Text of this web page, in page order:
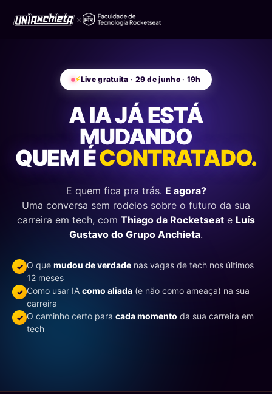
×
⚡Live gratuita · 29 de junho · 19h
A IA JÁ ESTÁ
MUDANDO
QUEM ÉCONTRATADO.
E quem fica pra trás. E agora?
Uma conversa sem rodeios sobre o futuro da sua
carreira em tech, com Thiago da Rocketseat e Luís
Gustavo do Grupo Anchieta.
✓ O que mudou de verdade nas vagas de tech nos últimos
12 meses
✓ Como usar IA como aliada (e não como ameaça) na sua
carreira
✓ O caminho certo para cada momento da sua carreira em
tech